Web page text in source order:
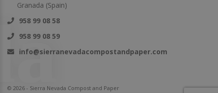
Granada (Spain)
958 99 08 58
958 99 08 59
info@sierranevadacompostandpaper.com
© 2026 - Sierra Nevada Compost and Paper